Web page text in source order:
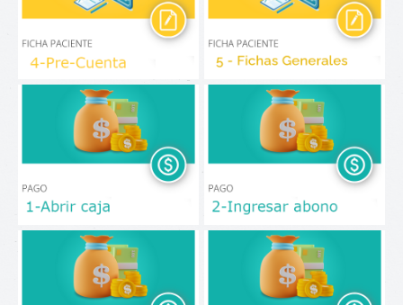
Pre-Cuenta Facturación Fichas Generales
Abrir Caja Ingresar Abono
Venta rápida (POS) Listado de salida